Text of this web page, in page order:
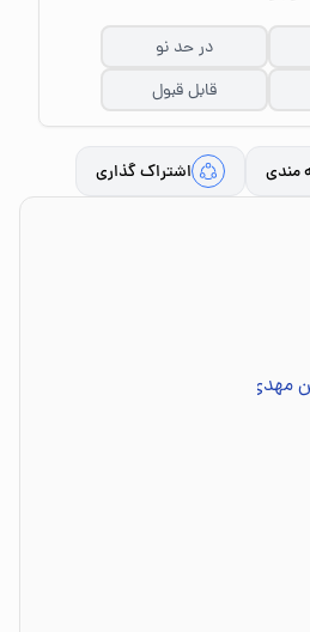
در حد نو
قابل قبول
مندی اشتراک گذاری
مهدی‌زاده